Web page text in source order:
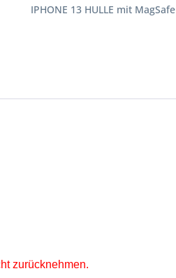
IPHONE 13 HULLE mit MagSafe
zurücknehmen.